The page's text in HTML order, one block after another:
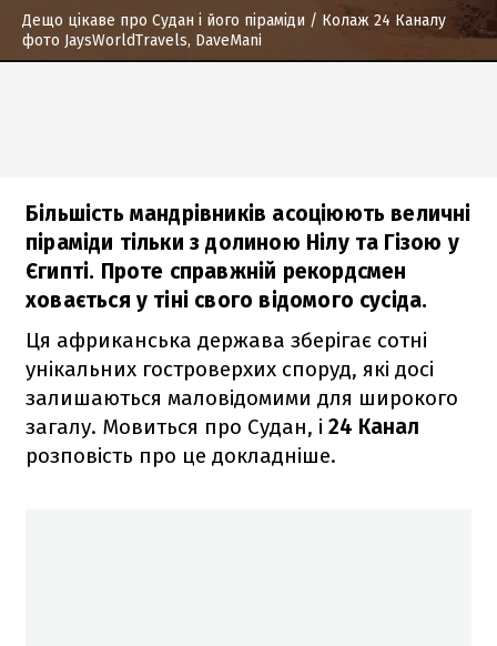
Дещо цікаве про Судан і його піраміди / Колаж 24 Каналу
фото JaysWorldTravels, DaveMani
Більшість мандрівників асоціюють величні
піраміди тільки з долиною Нілу та Гізою у
Єгипті. Проте справжній рекордсмен
ховається у тіні свого відомого сусіда.
Ця африканська держава зберігає сотні
унікальних гостроверхих споруд, які досі
залишаються маловідомими для широкого
загалу. Мовиться про Судан, і 24 Канал
розповість про це докладніше.